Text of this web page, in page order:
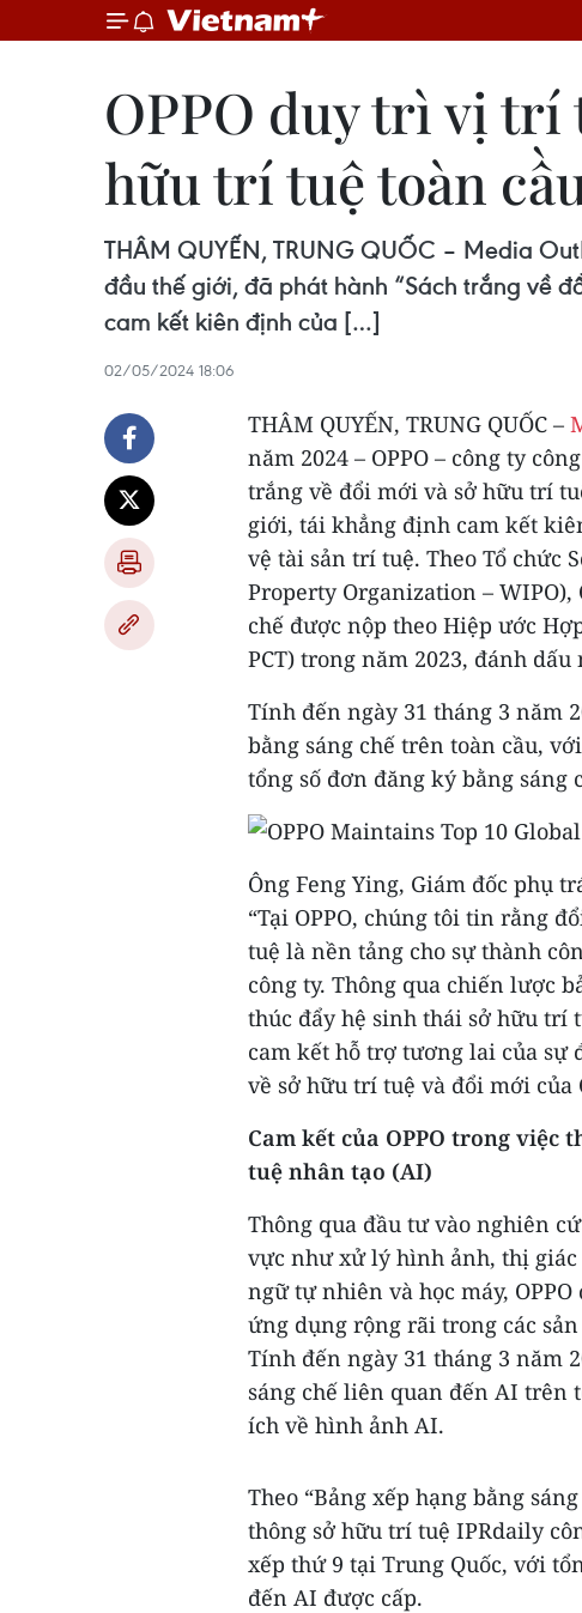
OPPO duy trì vị trí
hữu trí tuệ toàn
THÂM QUYẾN, TRUNG QUỐC – Media
đầu thế giới, đã phát hành “Sách trắng về
cam kết kiên định của […]
02/05/2024 18:06
THÂM QUYẾN, TRUNG QUỐC –
năm 2024 – OPPO – công ty
trắng về đổi mới và sở hữu trí
giới, tái khẳng định cam kết
vệ tài sản trí tuệ. Theo Tổ chức
Property Organization – WIPO),
chế được nộp theo Hiệp ước
PCT) trong năm 2023, đánh
Tính đến ngày 31 tháng 3 năm
bằng sáng chế trên toàn cầu,
tổng số đơn đăng ký bằng sáng
Ông Feng Ying, Giám đốc phụ
“Tại OPPO, chúng tôi tin rằng
tuệ là nền tảng cho sự thành
công ty. Thông qua chiến lược
thúc đẩy hệ sinh thái sở hữu trí
cam kết hỗ trợ tương lai của sự
về sở hữu trí tuệ và đổi mới của
Cam kết của OPPO trong
tuệ nhân tạo (AI)
Thông qua đầu tư vào nghiên
vực như xử lý hình ảnh, thị
ngữ tự nhiên và học máy,
ứng dụng rộng rãi trong các
Tính đến ngày 31 tháng 3 năm
sáng chế liên quan đến AI trên
ích về hình ảnh AI.
Theo “Bảng xếp hạng bằng
thông sở hữu trí tuệ IPRdaily
xếp thứ 9 tại Trung Quốc, với
đến AI được cấp.